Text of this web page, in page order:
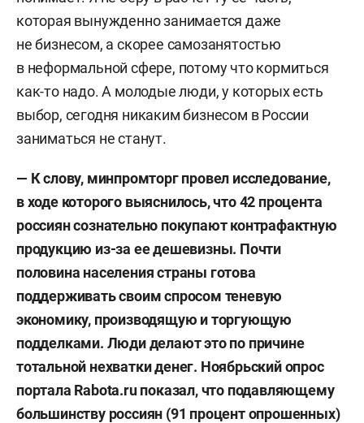
которая вынужденно занимается даже
не бизнесом, а скорее самозанятостью
в неформальной сфере, потому что кормиться
как-то надо. А молодые люди, у которых есть
выбор, сегодня никаким бизнесом в России
заниматься не станут.
— К слову, минпромторг провел исследование,
в ходе которого выяснилось, что 42 процента
россиян сознательно покупают контрафактную
продукцию из-за ее дешевизны. Почти
половина населения страны готова
поддерживать своим спросом теневую
экономику, производящую и торгующую
подделками. Люди делают это по причине
тотальной нехваткиденег. Ноябрьскийопрос
портала Rabota.ruпоказал, что подавляющему
большинствуроссиян (91 процент опрошенных)